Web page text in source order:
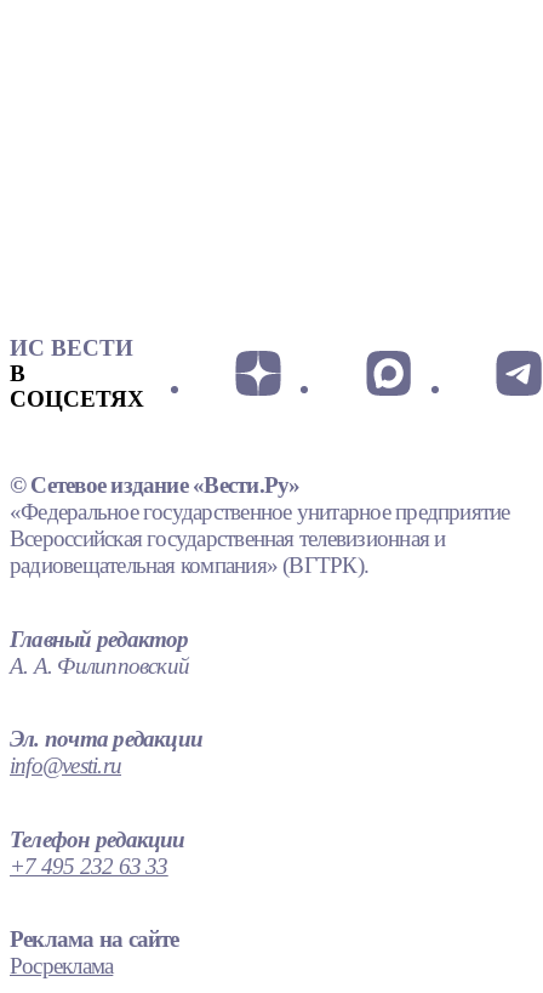
ИС ВЕСТИ
В
СОЦСЕТЯХ
© Сетевое издание «Вести.Ру»
«Федеральное государственное унитарное предприятие
Всероссийская государственная телевизионная и
радиовещательная компания» (ВГТРК).
Главный редактор
А. А. Филипповский
Эл. почта редакции
info@vesti.ru
Телефон редакции
+7 495 232 63 33
Реклама на сайте
Росреклама